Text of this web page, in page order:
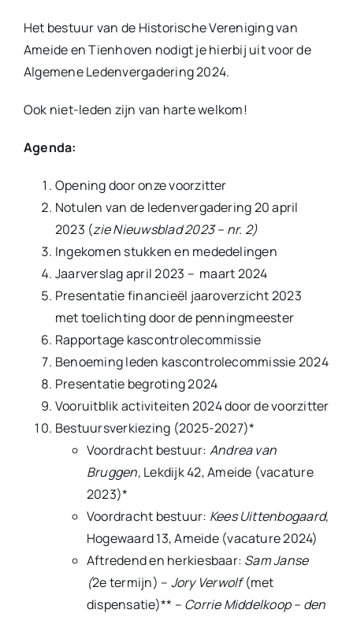
Het bestuur van de Historische Vereniging van
Ameide en Tienhoven nodigt je hierbij uit voor de
Algemene Ledenvergadering 2024.
Ook niet-leden zijn van harte welkom!
Agenda:
Opening door onze voorzitter
Notulen van de ledenvergadering 20 april
2023 (zie Nieuwsblad 2023 – nr. 2)
Ingekomen stukken en mededelingen
Jaarverslag april 2023 – maart 2024
Presentatie financieël jaaroverzicht 2023
met toelichting door de penningmeester
Rapportage kascontrolecommissie
Benoeming leden kascontrolecommissie 2024
Presentatie begroting 2024
Vooruitblik activiteiten 2024 door de voorzitter
Bestuursverkiezing (2025-2027)*
Voordracht bestuur: Andrea van
Bruggen, Lekdijk 42, Ameide (vacature
2023)*
Voordracht bestuur: Kees Uittenbogaard,
Hogewaard 13, Ameide (vacature 2024)
Aftredend en herkiesbaar: Sam Janse
(2e termijn) – Jory Verwolf(met
dispensatie)** – Corrie Middelkoop – den